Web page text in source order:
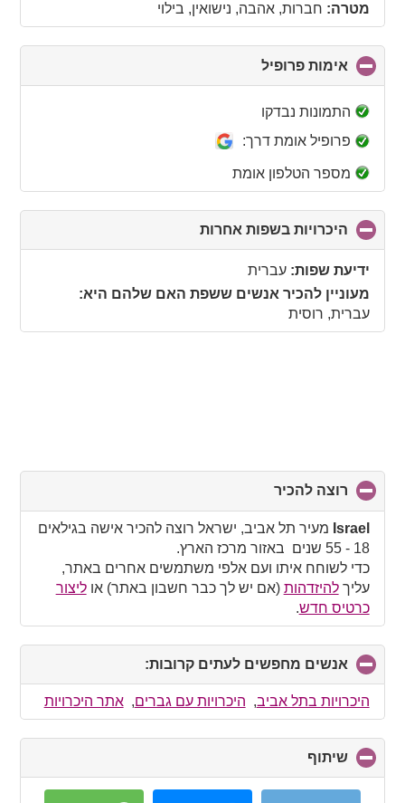
מטרה: חברות, אהבה, נישואין, בילוי
אימות פרופיל
to
התמונות נבדקו
פרופיל אומת דרך:
מספר הטלפון אומת
היכרויות בשפות אחרות
to
ידיעת שפות: עברית
מעוניין להכיר אנשים ששפת האם שלהם היא:
עברית, רוסית
רוצה להכיר
to
collapse
contents
Israel מעיר תל אביב, ישראל רוצה להכיר אישה בגילאים
18 - 55 שנים באזור מרכז הארץ.
כדי לשוחח איתו ועם אלפי משתמשים אחרים באתר,
עליךלהיזדהות (אם יש לך כבר חשבון באתר) אוליצור
כרטיס חדש.
אנשים מחפשים לעתים קרובות:
to
collapse
contents
היכרויות בתל אביב, היכרויות עם גברים,אתר היכרויות
שיתוף
to
collapse